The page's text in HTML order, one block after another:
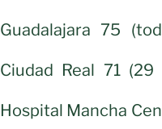
Guadalajara 75
Ciudad Real 71
Hospital Mancha